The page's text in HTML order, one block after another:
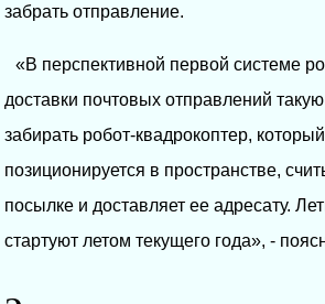
забрать отправление.
«В перспективной первой системе
доставки почтовых отправлений
забирать робот-квадрокоптер,
позиционируется в пространстве,
посылке и доставляет ее адресату.
стартуют летом текущего года», -